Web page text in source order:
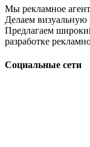
Мы рекламное
Делаем визуальную
Предлагаем
разработке
Социальные сети